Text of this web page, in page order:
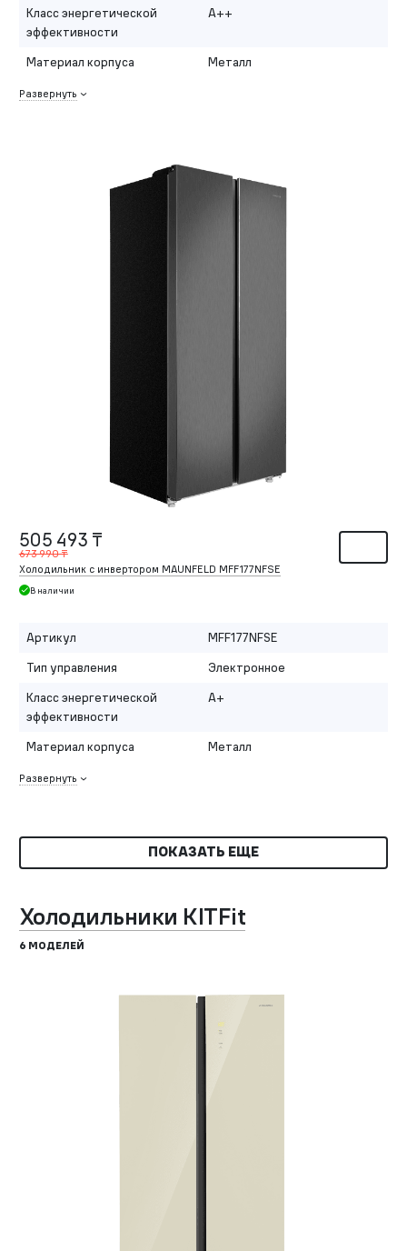
Класс энергетической
эффективности
A++
Материал корпуса Металл
Развернуть
505 493 ₸
673 990 ₸
Холодильник с инвертором MAUNFELD MFF177NFSE
В наличии
Артикул
MFF177NFSE
Тип управления
Электронное
Класс энергетической
эффективности
A+
Материал корпуса Металл
Развернуть
ПОКАЗАТЬ ЕЩЕ
Холодильники KITFit
6 МОДЕЛЕЙ